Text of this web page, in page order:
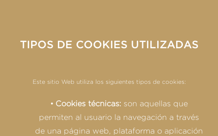
TIPOS DE COOKIES UTILIZADAS
Este sitio Web utiliza los siguientes tipos de cookies:
Cookies técnicas: son aquellas que
permiten al usuario la navegación a través
de una página web, plataforma o aplicación